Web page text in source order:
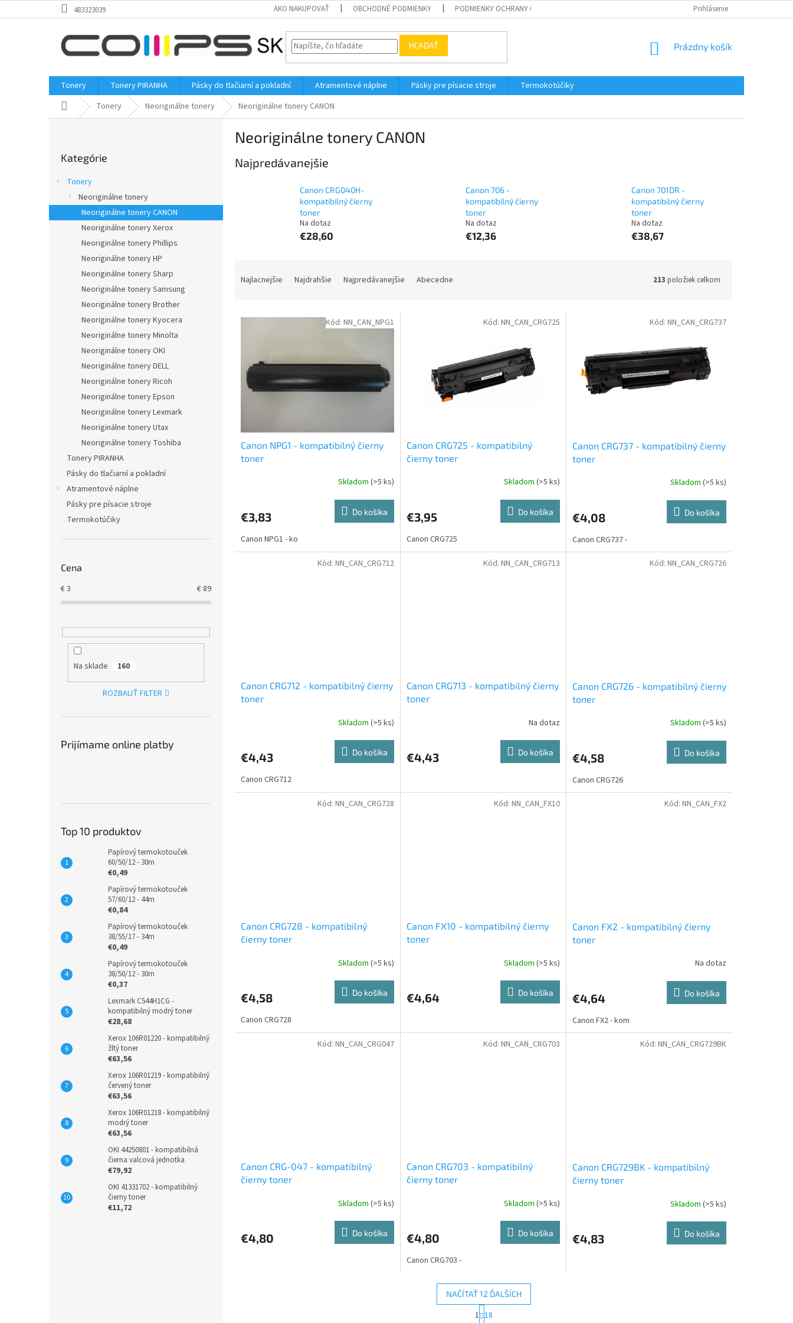
na
483323039 AKO NAKUPOVAŤ OBCHODNÉ PODMIENKY PODMIENKY OCHRANY OSOBNÝCH ÚDAJOV KONTAKTY
Prihlásenie
HĽADAŤ
NÁKUPNÝ
Prázdny košík
Tonery Tonery PIRANHA Pásky do tlačiarní a pokladní Atramentové náplne Pásky pre písacie stroje
Termokotúčiky
Domov Tonery Neoriginálne tonery Neoriginálne tonery CANON
a
kategórie
Kategórie
Tonery
Neoriginálne tonery
Neoriginálne tonery CANON
Neoriginálne tonery Xerox
Neoriginálne tonery Phillips
Neoriginálne tonery HP
Neoriginálne tonery Sharp
Neoriginálne tonery Samsung
Neoriginálne tonery Brother
Neoriginálne tonery Kyocera
Neoriginálne tonery Minolta
Neoriginálne tonery OKI
Neoriginálne tonery DELL
Neoriginálne tonery Ricoh
Neoriginálne tonery Epson
Neoriginálne tonery Lexmark
Neoriginálne tonery Utax
Neoriginálne tonery Toshiba
Tonery PIRANHA
Pásky do tlačiarní a pokladní
Atramentové náplne
Pásky pre písacie stroje
Termokotúčiky
Cena
€3 €89
Na sklade 160
ROZBALIŤ FILTER
Prijímame online platby
Top 10 produktov
Papírový termokotouček
60/50/12 - 30m
€0,49
Papírový termokotouček
57/60/12 - 44m
€0,84
Papírový termokotouček
38/55/17 - 34m
€0,49
Papírový termokotouček
38/50/12 - 30m
€0,37
Lexmark C544H1CG -
kompatibilný modrý toner
€28,68
Xerox 106R01220 - kompatibilný
žltý toner
€63,56
Xerox 106R01219 - kompatibilný
červený toner
€63,56
Xerox 106R01218 - kompatibilný
modrý toner
€63,56
OKI 44250801 - kompatibilná
čierna valcová jednotka
€79,92
OKI 41331702 - kompatibilný
čierny toner
€11,72
Neoriginálne tonery CANON
Najpredávanejšie
Canon CRG040H-
kompatibilný čierny
toner
Na dotaz
€28,60
Canon 706 -
kompatibilný čierny
toner
Na dotaz
€12,36
Canon 701DR -
kompatibilný čierny
toner
Na dotaz
€38,67
n
Najlacnejšie Najdrahšie Najpredávanejšie Abecedne 213 položiek celkom
V
Canon NPG1 - kompatibilný čierny
toner
Skladom (>5 ks)
€3,83 Do košíka
Canon NPG1 - ko
Kód: NN_CAN_NPG1
Canon CRG725 - kompatibilný
čierny toner
Skladom (>5 ks)
€3,95 Do košíka
Canon CRG725
Kód: NN_CAN_CRG725
Canon CRG737 - kompatibilný čierny
toner
Skladom (>5 ks)
€4,08 Do košíka
Canon CRG737 -
Kód: NN_CAN_CRG737
Canon CRG712 - kompatibilný čierny
toner
Skladom (>5 ks)
€4,43 Do košíka
Canon CRG712
Kód: NN_CAN_CRG712
Canon CRG713 - kompatibilný čierny
toner
Na dotaz
€4,43 Do košíka
Kód: NN_CAN_CRG713
Canon CRG726 - kompatibilný čierny
toner
Skladom (>5 ks)
€4,58 Do košíka
Canon CRG726
Kód: NN_CAN_CRG726
Canon CRG728 - kompatibilný
čierny toner
Skladom (>5 ks)
€4,58 Do košíka
Canon CRG728
Kód: NN_CAN_CRG728
Canon FX10 - kompatibilný čierny
toner
Skladom (>5 ks)
€4,64 Do košíka
Kód: NN_CAN_FX10
Canon FX2 - kompatibilný čierny
toner
Na dotaz
€4,64 Do košíka
Canon FX2 - kom
Kód: NN_CAN_FX2
Canon CRG-047 - kompatibilný
čierny toner
Skladom (>5 ks)
€4,80 Do košíka
Kód: NN_CAN_CRG047
Canon CRG703 - kompatibilný
čierny toner
Skladom (>5 ks)
€4,80 Do košíka
Canon CRG703 -
Kód: NN_CAN_CRG703
Canon CRG729BK - kompatibilný
čierny toner
Skladom (>5 ks)
€4,83 Do košíka
Kód: NN_CAN_CRG729BK
O
NAČÍTAŤ 12 ĎALŠÍCH
t
1 18